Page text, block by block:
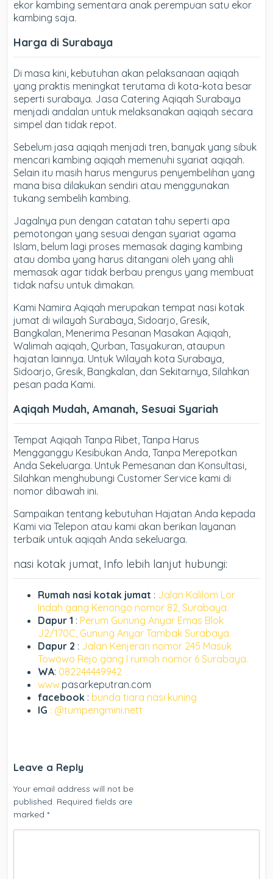
ekor kambing sementara anak perempuan satu ekor
kambing saja.
Harga di Surabaya
Di masa kini, kebutuhan akan pelaksanaan aqiqah
yang praktis meningkat terutama di kota-kota besar
seperti surabaya. Jasa Catering Aqiqah Surabaya
menjadi andalan untuk melaksanakan aqiqah secara
simpel dan tidak repot.
Sebelum jasa aqiqah menjadi tren, banyak yang sibuk
mencari kambing aqiqah memenuhi syariat aqiqah.
Selain itu masih harus mengurus penyembelihan yang
mana bisa dilakukan sendiri atau menggunakan
tukang sembelih kambing.
Jagalnya pun dengan catatan tahu seperti apa
pemotongan yang sesuai dengan syariat agama
Islam, belum lagi proses memasak daging kambing
atau domba yang harus ditangani oleh yang ahli
memasak agar tidak berbau prengus yang membuat
tidak nafsu untuk dimakan.
Kami Namira Aqiqah merupakan tempat nasi kotak
jumat di wilayah Surabaya, Sidoarjo, Gresik,
Bangkalan, Menerima Pesanan Masakan Aqiqah,
Walimah aqiqah, Qurban, Tasyakuran, ataupun
hajatan lainnya. Untuk Wilayah kota Surabaya,
Sidoarjo, Gresik, Bangkalan, dan Sekitarnya, Silahkan
pesan pada Kami.
Aqiqah Mudah, Amanah, Sesuai Syariah
Tempat Aqiqah Tanpa Ribet, Tanpa Harus
Mengganggu Kesibukan Anda, Tanpa Merepotkan
Anda Sekeluarga. Untuk Pemesanan dan Konsultasi,
Silahkan menghubungi Customer Service kami di
nomor dibawah ini.
Sampaikan tentang kebutuhan Hajatan Anda kepada
Kami via Telepon atau kami akan berikan layanan
terbaik untuk aqiqah Anda sekeluarga.
nasi kotak jumat, Info lebih lanjut hubungi:
Rumah nasi kotak jumat : Jalan Kalilom Lor
Indah gang Kenongo nomor 82, Surabaya.
Dapur 1 : Perum Gunung Anyar Emas Blok
J2/170C, Gunung Anyar Tambak Surabaya.
Dapur 2 : Jalan Kenjeran nomor 245 Masuk
Towowo Rejo gang I rumah nomor 6 Surabaya.
WA: 082244449942
www.pasarkeputran.com
facebook : bunda tiara nasi kuning
IG : @tumpengmini.nett
Leave a Reply
Your email address will not be
published. Required fields are
marked*